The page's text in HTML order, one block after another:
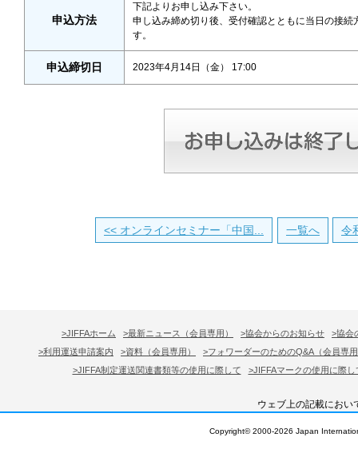
申込方法
下記よりお申し込み下さい。
申し込み締め切り後、受付確認とともに当日の接
す。
申込締切日 2023年4月14日（金） 17:00
<< オンラインセミナー「中国... 一覧へ 令
>JIFFAホーム >最新ニュース（会員専用） >協会からのお知らせ
>協会
>利用運送申請案内
>資料（会員専用）
>フォワーダーのためのQ&A（会員専
>JIFFA制定運送関連書類等の使用に際して
>JIFFAマークの使用に際し
ウェブ上の記載におい
Copyright© 2000-2026 Japan